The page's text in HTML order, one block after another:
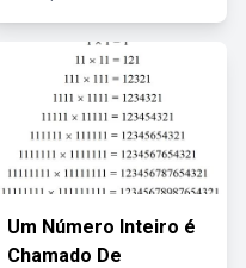
Um Número Inteiro é
Chamado De